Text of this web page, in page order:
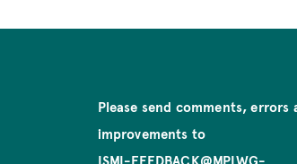
Please send comments, errors
improvements to
ISMI-FEEDBACK@MPIWG-